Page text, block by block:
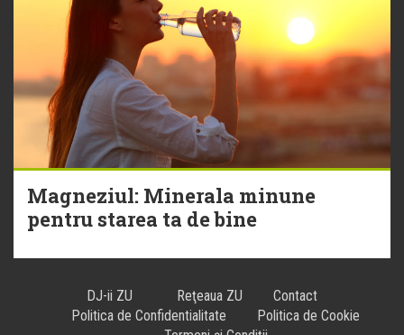
Magneziul: Minerala minune
pentru starea ta de bine
DJ-ii ZU Reţeaua ZU
Contact
Politica de Confidentialitate
Politica de Cookie